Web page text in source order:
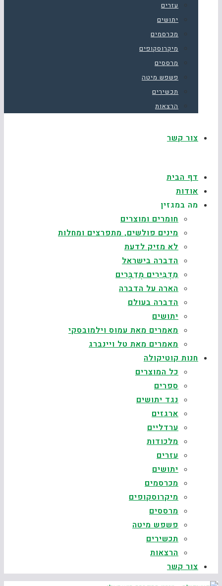
עזרים
יתושים
מכרסמים
מיקרוסקופים
מרססים
פשפש מיטה
תכשירים
הרצאות
צור קשר
דף הבית
אודות
מה במגזין
חומרים ומוצרים
מינים פולשים, מתפרצים ומחלות
לא מזיק לדעת
הדברה בישראל
מַדְבִּירִים מְדַבְּרִים
הארה על הדברה
הדברה בעולם
יתושים
מאמרים מאת עמוס וילמובסקי
מאמרים מאת טל ויינברג
חנות קוטיקולה
כל המוצרים
ספרים
נגד יתושים
ארגזים
ערדליים
מלכודות
עזרים
יתושים
מכרסמים
מיקרוסקופים
מרססים
פשפש מיטה
תכשירים
הרצאות
צור קשר